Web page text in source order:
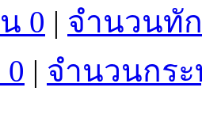
0 | จำนวนทั
| จำนวนกระ